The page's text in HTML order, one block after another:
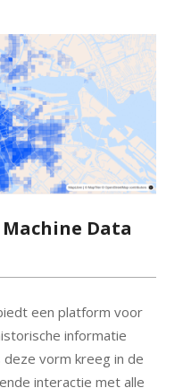
Data
een platform voor
informatie
vorm kreeg in de
interactie met alle